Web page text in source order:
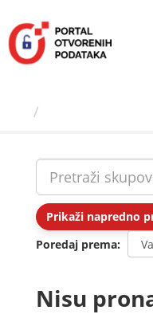
sadržaj
Prikaži napredno
Poredaj prema
Nisu